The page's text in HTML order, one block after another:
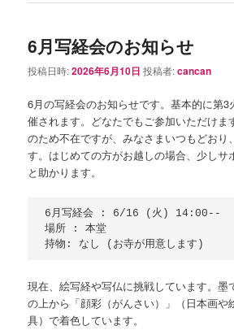
6月写経会のお知らせ
投稿日時:2026年6月10日 投稿者:cancan
6月の写経会のお知らせです。基本的に第3
催されます。どなたでもご参加いただけま
のため不在ですが、みなさまいつもどおり
す。はじめての方がお越しの場合、少しサ
と助かります。
6月写経会 : 6/16 (火) 14:00--
場所 : 本堂
現在、絵写経や写仏に挑戦しています。墨
の上から「顔彩（がんさい）」（日本画や
具）で着色しています。